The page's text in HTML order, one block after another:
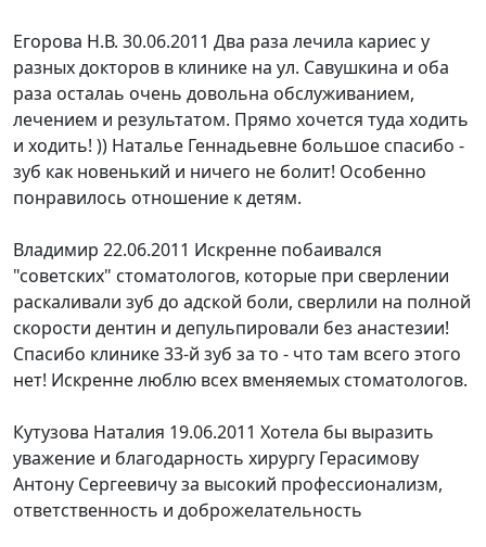
Егорова Н.В. 30.06.2011 Два раза лечила кариес у
разных докторов в клинике на ул. Савушкина и оба
раза осталаь очень довольна обслуживанием,
лечением и результатом. Прямо хочется туда ходить
и ходить! )) Наталье Геннадьевне большое спасибо -
зуб как новенький и ничего не болит! Особенно
понравилось отношение к детям.
Владимир 22.06.2011 Искренне побаивался
"советских" стоматологов, которые при сверлении
раскаливали зуб до адской боли, сверлили на полной
скорости дентин и депульпировали без анастезии!
Спасибо клинике 33-й зуб за то - что там всего этого
нет! Искренне люблю всех вменяемых стоматологов.
Кутузова Наталия 19.06.2011 Хотела бы выразить
уважение и благодарность хирургу Герасимову
Антону Сергеевичу за высокий профессионализм,
ответственность и доброжелательность